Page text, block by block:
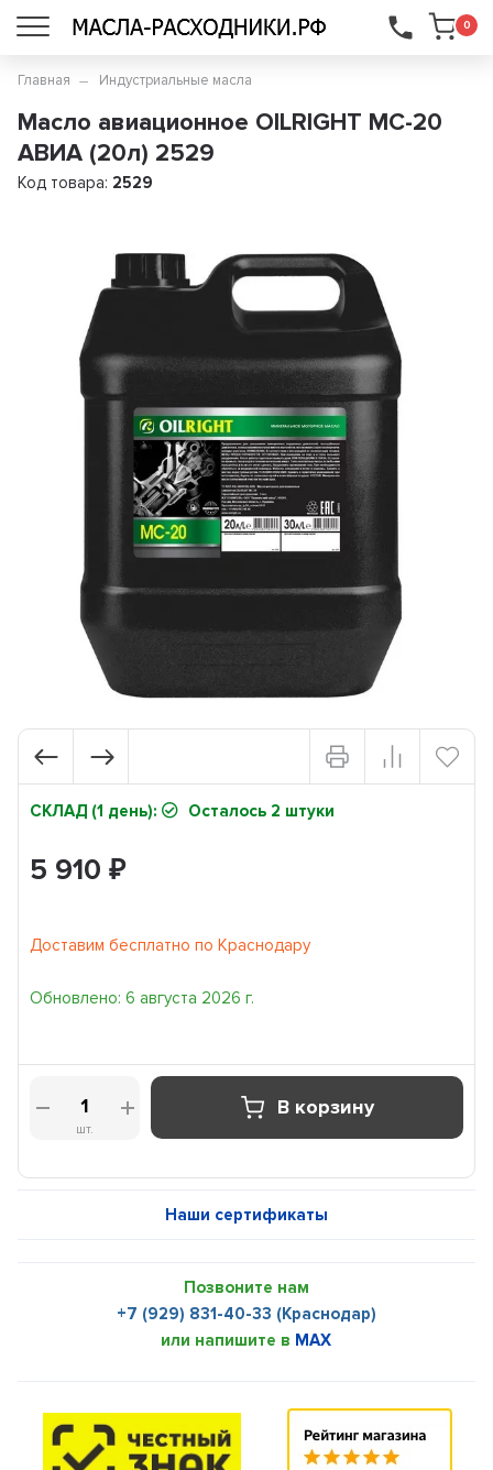
0
...
Главная Индустриальные масла
Масло авиационное OILRIGHT МС-20
АВИА (20л) 2529
Код товара: 2529
СКЛАД (1 день): Осталось 2 штуки
5 910₽
Доставим бесплатно по Краснодару
Обновлено: 6 августа 2026 г.
шт.
В корзину
Наши сертификаты
Позвоните нам
+7 (929) 831-40-33 (Краснодар)
или напишите в MAX